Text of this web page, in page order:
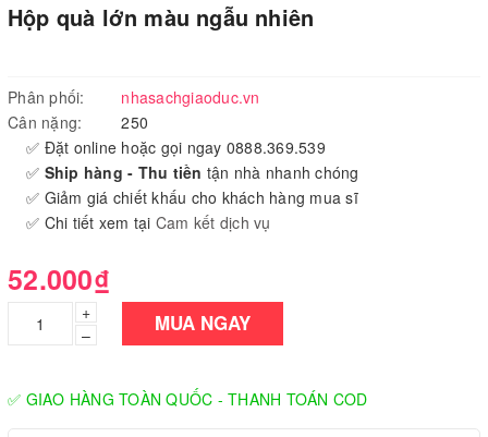
Hộp quà lớn màu ngẫu nhiên
Phân phối:
nhasachgiaoduc.vn
Cân nặng:
250
✅ Đặt online hoặc gọi ngay 0888.369.539
✅ Ship hàng - Thu tiền tận nhà nhanh chóng
✅ Giảm giá chiết khấu cho khách hàng mua sĩ
✅ Chi tiết xem tại Cam kết dịch vụ
52.000₫
+
–
MUA NGAY
✅ GIAO HÀNG TOÀN QUỐC - THANH TOÁN COD